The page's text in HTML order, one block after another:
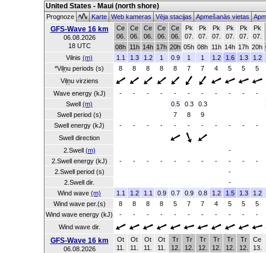
United States - Maui (north shore)
Prognoze KarteWeb kamerasVēja stacijasApmešanās vietas
GFS-Wave 16 km
06.08.2026
18 UTC
Ce
06.
Ce
06.
Ce
06.
Ce
06.
Ce
06.
Pk
07.
Pk
07.
Pk
07.
Pk
07.
Pk
07.
Pk
07.
08h 11h 14h 17h 20h 05h 08h 11h 14h 17h 20h
Vilnis (m) 1.1 1.3 1.2 1 0.9 1 1 1.2 1.6 1.3
1.2
*Viļņu periods (s)
8 8 8 8 8 7 7 4 5 5
5
Viļņu virziens
Wave energy (kJ)
- - - - - - - - - -
-
Swell (m) 0.5 0.3
0.3
Swell period (s)
7 8
9
Swell energy (kJ)
- - - - - - - - - -
-
Swell direction
2.Swell (m)
-
2.Swell energy (kJ)
- - - - - - - - - -
-
2.Swell period (s)
-
2.Swell dir.
-
Wind wave (m) 1.1 1.2 1.1 0.9 0.7 0.9 0.8 1.2 1.5 1.3
1.2
Wind wave per.(s)
8 8 8 8 5 7 7 4 5 5
5
Wind wave energy (kJ)
- - - - - - - - - -
-
Wind wave dir.
GFS-Wave 16 km
06.08.2026
Ot
11.
Ot
11.
Ot
11.
Ot
11.
Tr
12.
Tr
12.
Tr
12.
Tr
12.
Tr
12.
Tr
12.
Ce
13.